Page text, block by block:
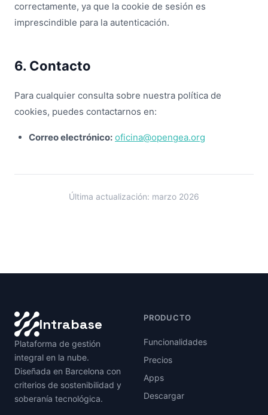
correctamente, ya que la cookie de sesión es
imprescindible para la autenticación.
6. Contacto
Para cualquier consulta sobre nuestra política de
cookies, puedes contactarnos en:
Correo electrónico: oficina@opengea.org
Última actualización: marzo 2026
Intrabase
Plataforma de gestión
integral en la nube.
Diseñada en Barcelona con
criterios de sostenibilidad y
soberanía tecnológica.
PRODUCTO
Funcionalidades
Precios
Apps
Descargar